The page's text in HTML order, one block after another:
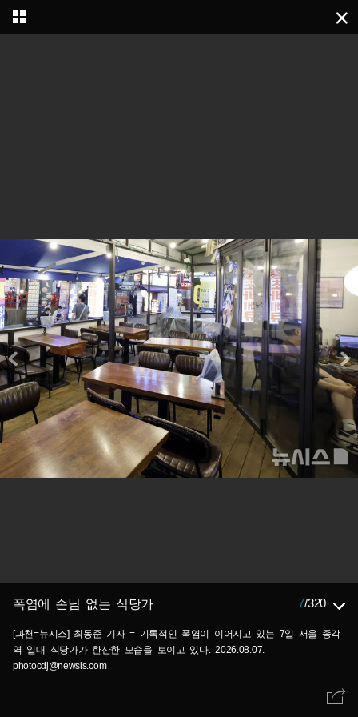
폭염에 손님 없는 식당가 7/320
[과천=뉴시스] 최동준 기자 = 기록적인 폭염이 이어지고 있는 7일 서울 종각
역 일대 식당가가 한산한 모습을 보이고 있다. 2026.08.07.
photocdj@newsis.com